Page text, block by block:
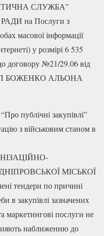
СЛУЖБА”
на Послуги з
масової інформації
у розмірі 6 535
договору №21/29.06 від
БОЖЕНКО АЛЬОНА
публічні закупівлі”
з військовим станом в
МІСЬКОЇ
тендери по причині
в закупівлі зазначених
маркетингові послуги не
наближенню до